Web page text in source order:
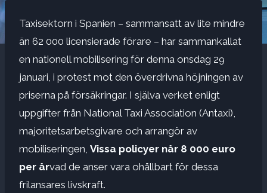
Taxisektorn i Spanien – sammansatt av lite mindre
än 62 000 licensierade förare – har sammankallat
en nationell mobilisering för denna onsdag 29
januari, i protest mot den överdrivna höjningen av
priserna på försäkringar. I själva verket enligt
uppgifter från National Taxi Association (Antaxi),
majoritetsarbetsgivare och arrangör av
mobiliseringen, Vissa policyer når 8 000 euro
per årvad de anser vara ohållbart för dessa
frilansares livskraft.